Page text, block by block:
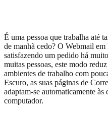
É uma pessoa que trabalha até
de manhã cedo? O Webmail
satisfazendo um pedido há
muitas pessoas, este modo
ambientes de trabalho com
Escuro, as suas páginas de
adaptam-se automaticamente
computador.